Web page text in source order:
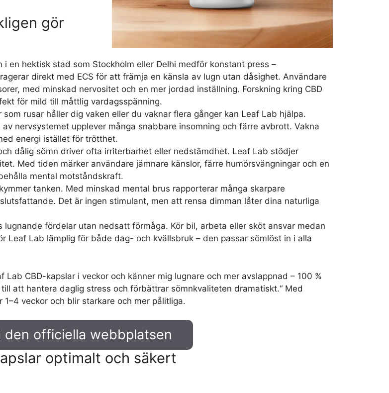
gör
i en hektisk stad som Stockholm eller Delhi medför konstant press –
direkt med ECS för att främja en känsla av lugn utan dåsighet. Användare
med minskad nervositet och en mer jordad inställning. Forskning kring CBD
för mild till måttlig vardagsspänning.
som rusar håller dig vaken eller du vaknar flera gånger kan Leaf Lab hjälpa.
nervsystemet upplever många snabbare insomning och färre avbrott. Vakna
energi istället för trötthet.
dålig sömn driver ofta irriterbarhet eller nedstämdhet. Leaf Lab stödjer
Med tiden märker användare jämnare känslor, färre humörsvängningar och en
mental motståndskraft.
tanken. Med minskad mental brus rapporterar många skarpare
Det är ingen stimulant, men att rensa dimman låter dina naturliga
lugnande fördelar utan nedsatt förmåga. Kör bil, arbeta eller sköt ansvar medan
Leaf Lab lämplig för både dag- och kvällsbruk – den passar sömlöst in i alla
CBD-kapslar i veckor och känner mig lugnare och mer avslappnad – 100 %
att hantera daglig stress och förbättrar sömnkvaliteten dramatiskt.“ Med
veckor och blir starkare och mer pålitliga.
den officiella webbplatsen
optimalt och säkert